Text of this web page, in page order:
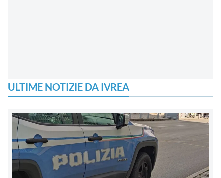
ULTIME NOTIZIE DA IVREA